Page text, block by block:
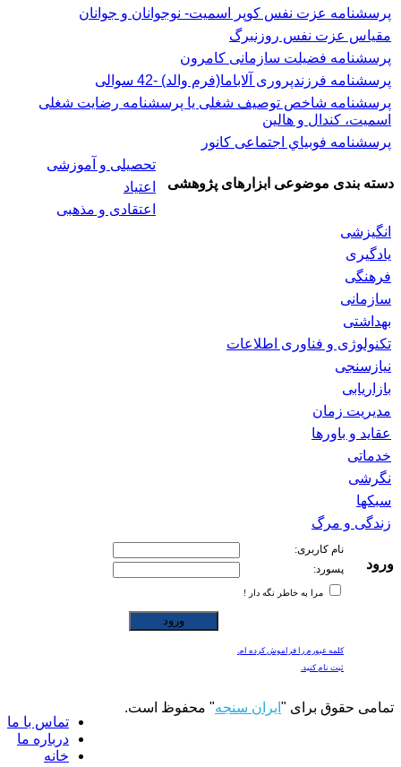
پرسشنامه عزت نفس کوپر اسمیت- نوجوانان و جوانان
مقیاس عزت نفس روزنبرگ
پرسشنامه فضیلت سازمانی کامرون
پرسشنامه فرزندپروری آلاباما(فرم والد) -42 سوالی
پرسشنامه شاخص توصیف شغلی یا پرسشنامه رضایت شغلی
اسميت، كندال و هالين
پرسشنامه فوبياي اجتماعی کانور
دسته بندی موضوعی ابزارهای پژوهشی
تحصیلی و آموزشی
اعتیاد
اعتقادی و مذهبی
انگیزشی
یادگیری
فرهنگی
سازمانی
بهداشتی
تکنولوژی و فناوری اطلاعات
نیازسنجی
بازاریابی
مدیریت زمان
عقاید و باورها
خدماتی
نگرشی
سبکها
زندگی و مرگ
ورود
نام کاربری:
پسورد:
مرا به خاطر نگه دار !
کلمه عبورم را فراموش کرده ام.
ثبت نام کنید.
تماس با ما
درباره ما
خانه
تمامی حقوق برای " ایران سنجه" محفوظ است.